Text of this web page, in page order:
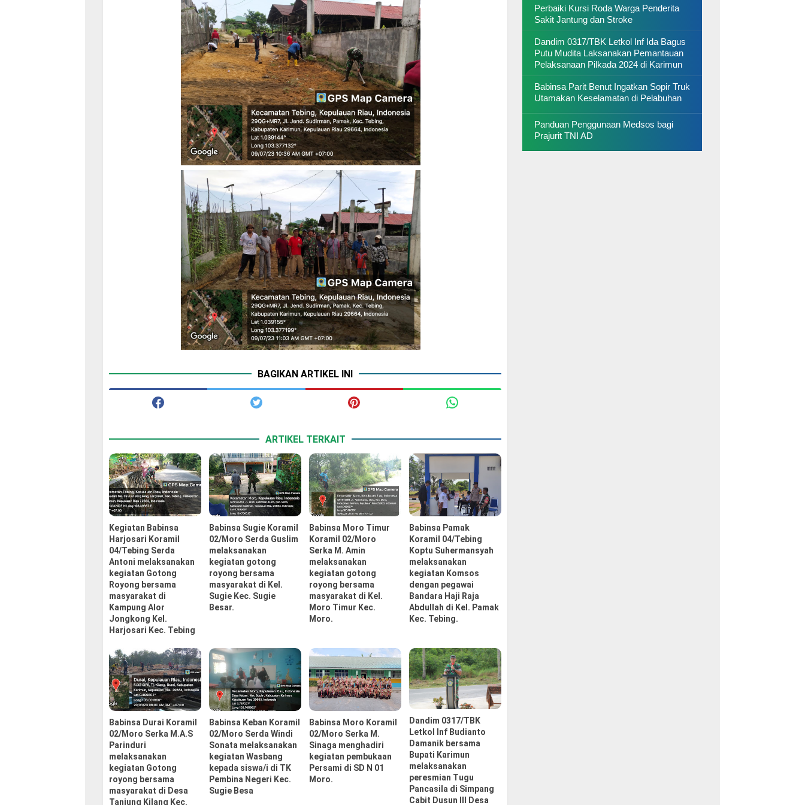
BAGIKAN ARTIKEL INI
ARTIKEL TERKAIT
Kegiatan Babinsa
Harjosari Koramil
04/Tebing Serda
Antoni melaksanakan
kegiatan Gotong
Royong bersama
masyarakat di
Kampung Alor
Jongkong Kel.
Harjosari Kec. Tebing
Babinsa Sugie Koramil
02/Moro Serda Guslim
melaksanakan
kegiatan gotong
royong bersama
masyarakat di Kel.
Sugie Kec. Sugie
Besar.
Babinsa Moro Timur
Koramil 02/Moro
Serka M. Amin
melaksanakan
kegiatan gotong
royong bersama
masyarakat di Kel.
Moro Timur Kec.
Moro.
Babinsa Pamak
Koramil 04/Tebing
Koptu Suhermansyah
melaksanakan
kegiatan Komsos
dengan pegawai
Bandara Haji Raja
Abdullah di Kel. Pamak
Kec. Tebing.
Babinsa Durai Koramil
02/Moro Serka M.A.S
Parinduri
melaksanakan
kegiatan Gotong
royong bersama
masyarakat di Desa
Tanjung Kilang Kec.
Babinsa Keban Koramil
02/Moro Serda Windi
Sonata melaksanakan
kegiatan Wasbang
kepada siswa/i di TK
Pembina Negeri Kec.
Sugie Besa
Babinsa Moro Koramil
02/Moro Serka M.
Sinaga menghadiri
kegiatan pembukaan
Persami di SD N 01
Moro.
Dandim 0317/TBK
Letkol Inf Budianto
Damanik bersama
Bupati Karimun
melaksanakan
peresmian Tugu
Pancasila di Simpang
Cabit Dusun III Desa
Perbaiki Kursi Roda Warga Penderita
Sakit Jantung dan Stroke
Dandim 0317/TBK Letkol Inf Ida Bagus
Putu Mudita Laksanakan Pemantauan
Pelaksanaan Pilkada 2024 di Karimun
Babinsa Parit Benut Ingatkan Sopir Truk
Utamakan Keselamatan di Pelabuhan
Panduan Penggunaan Medsos bagi
Prajurit TNI AD